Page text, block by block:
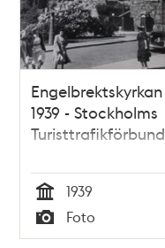
Engelbrektskyrkan
1939 - Stockholms
Turisttrafikförbund
Tid
1939
Typ
Foto